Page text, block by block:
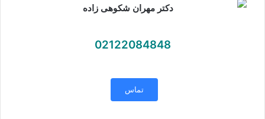
02122084848
تماس